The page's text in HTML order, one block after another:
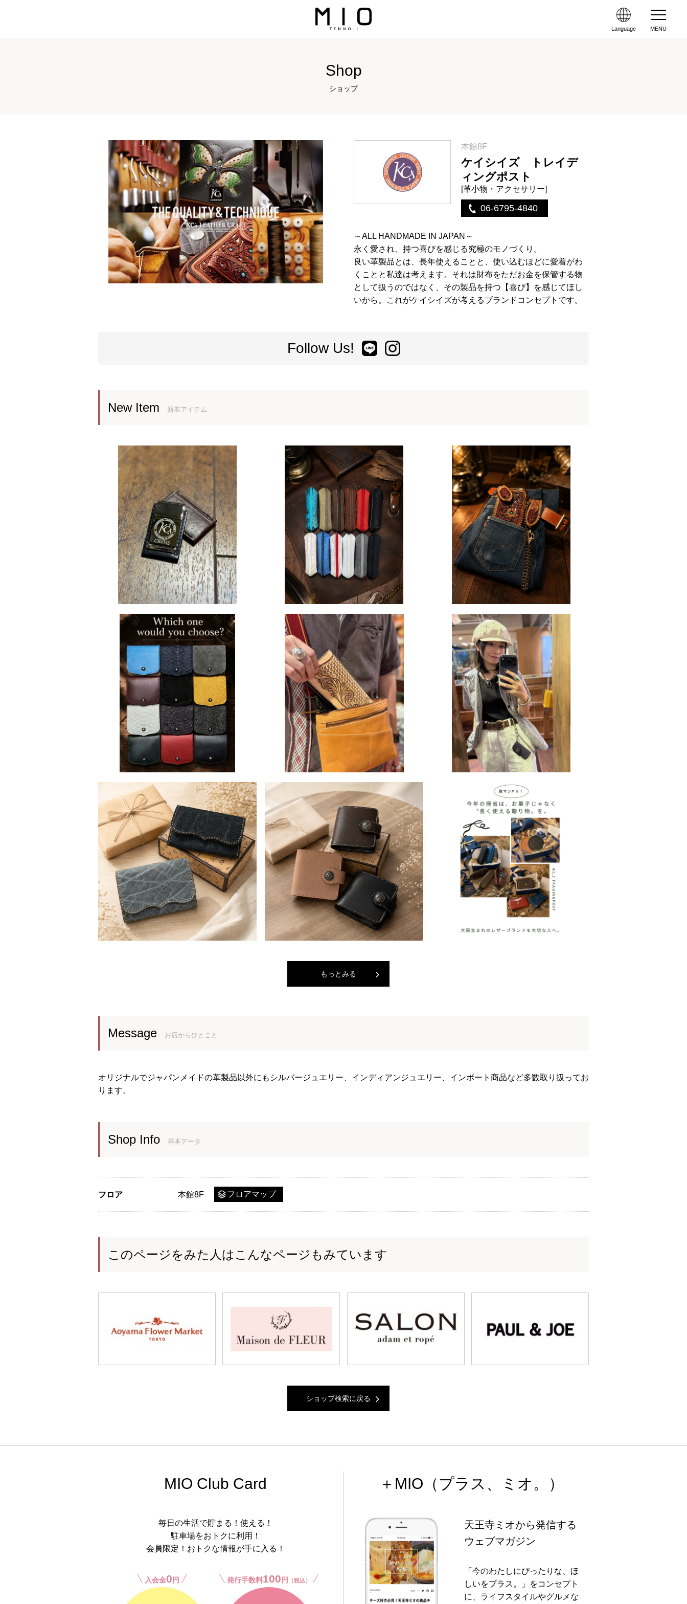
Language MENU
Shop
ショップ
本館8F
ケイシイズ トレイデ
ィングポスト
[革小物・アクセサリー]
06-6795-4840
～ALL HANDMADE IN JAPAN～
永く愛され、持つ喜びを感じる究極のモノづくり。
良い革製品とは、長年使えることと、使い込むほどに愛着がわ
くことと私達は考えます。それは財布をただお金を保管する物
として扱うのではなく、その製品を持つ【喜び】を感じてほし
いから。これがケイシイズが考えるブランドコンセプトです。
Follow Us!
New Item 新着アイテム
もっとみる
Message お店からひとこと
オリジナルでジャパンメイドの革製品以外にもシルバージュエリー、インディアンジュエリー、インポート商品など多数取り扱ってお
ります。
Shop Info 基本データ
フロア 本館8F フロアマップ
このページをみた人はこんなページもみています
ショップ検索に戻る
MIO Club Card
毎日の生活で貯まる！使える！
駐車場をおトクに利用！
会員限定！おトクな情報が手に入る！
入会金0 円 発行手数料100 円 （税込）
＋MIO （プラス、ミオ。）
天王寺ミオから発信する
ウェブマガジン
「今のわたしにぴったりな、ほ
しいをプラス。」をコンセプト
に、ライフスタイルやグルメな